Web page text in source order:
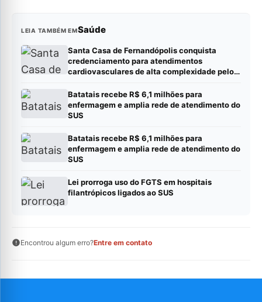
LEIA TAMBÉM EMSaúde
Santa Casa de Fernandópolis conquista
credenciamento para atendimentos
cardiovasculares de alta complexidade pelo
Batatais recebe R$ 6,1 milhões para
enfermagem e amplia rede de atendimento do
SUS
Batatais recebe R$ 6,1 milhões para
enfermagem e amplia rede de atendimento do
SUS
Lei prorroga uso do FGTS em hospitais
filantrópicos ligados ao SUS
Encontrou algum erro?Entre em contato